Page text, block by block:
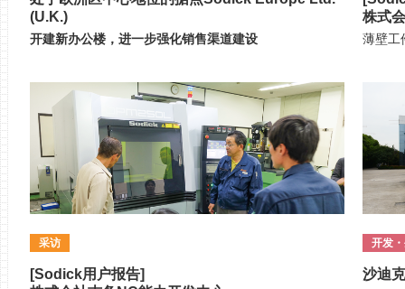
(U.K.)
开建新办公楼，进一步强化销售渠道建设
株式
薄壁工
采访
[Sodick用户报告]
开发
沙迪